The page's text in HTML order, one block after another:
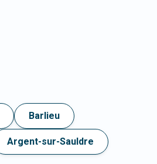
Barlieu
Argent-sur-Sauldre